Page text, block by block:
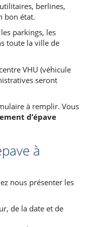
berlines,
bon état.
parkings, les
toute la ville de
VHU (véhicule
seront
à remplir. Vous
d’épave
à
nous présenter les
de la date et de